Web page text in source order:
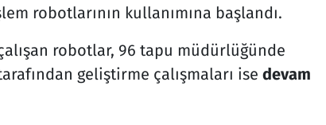
robotlarının kullanımına başlandı.
robotlar, 96 tapu müdürlüğünde
geliştirme çalışmaları ise devam